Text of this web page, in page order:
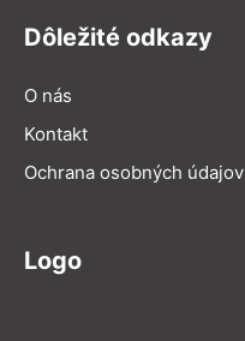
Dôležité odkazy
O nás
Kontakt
Ochrana osobných údajov
Logo